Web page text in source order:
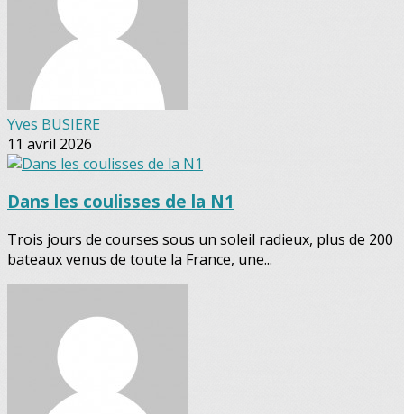
Yves BUSIERE
11 avril 2026
Dans les coulisses de la N1
Trois jours de courses sous un soleil radieux, plus de 200
bateaux venus de toute la France, une...